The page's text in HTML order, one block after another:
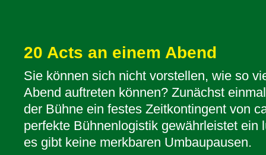
20 Acts an einem Abend
Sie können sich nicht vorstellen, wie so
Abend auftreten können? Zunächst
der Bühne ein festes Zeitkontingent von
perfekte Bühnenlogistik gewährleistet ein
es gibt keine merkbaren Umbaupausen.